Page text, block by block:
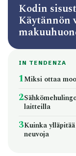
Kodin
Käytännön
IN TENDENZA
1Miksi ottaa
2
laitteilla
3Kuinka
neuvoja